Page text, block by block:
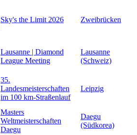
Sky's the Limit 2026 Zweibrücken
Lausanne | Diamond
League Meeting
Lausanne
(Schweiz)
35.
Landesmeisterschaften
im 100 km-Straßenlauf
Leipzig
Masters
Weltmeisterschaften
Daegu
Daegu
(Südkorea)